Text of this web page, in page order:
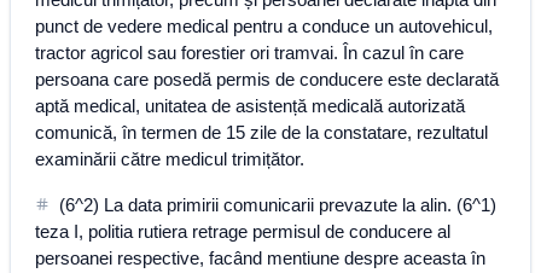
punct de vedere medical pentru a conduce un autovehicul,
tractor agricol sau forestier ori tramvai. În cazul în care
persoana care posedă permis de conducere este declarată
aptă medical, unitatea de asistență medicală autorizată
comunică, în termen de 15 zile de la constatare, rezultatul
examinării către medicul trimițător.
(6^2) La data primirii comunicarii prevazute la alin. (6^1)
teza I, politia rutiera retrage permisul de conducere al
persoanei respective, facând mentiune despre aceasta în